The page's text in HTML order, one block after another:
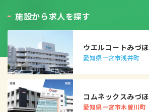
施設から求人を探す
ウエルコートみづほ
愛知県一宮市浅井町
コムネックスみづほ
愛知県一宮市木曽川町